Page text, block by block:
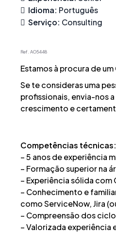
Idioma: Português
Serviço: Consulting
Ref. AO5448
Estamos à procura de
Se te consideras uma
profissionais, envia-nos
crescimento e
Competências técnicas:
– 5 anos de experiência
– Formação superior na
– Experiência sólida com
– Conhecimento e
como ServiceNow, Jira
– Compreensão dos
– Valorizada